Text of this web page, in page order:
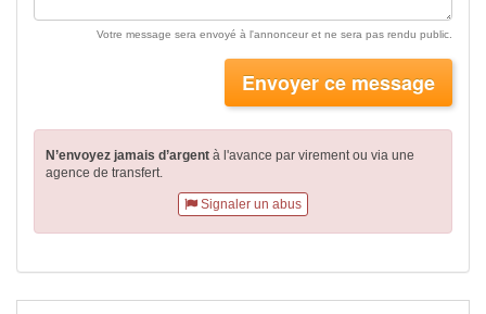
Votre message sera envoyé à l'annonceur et ne sera pas rendu public.
Envoyer ce message
N’envoyez jamais d’argent à l'avance par virementou via une
agence de transfert.
Signaler un abus